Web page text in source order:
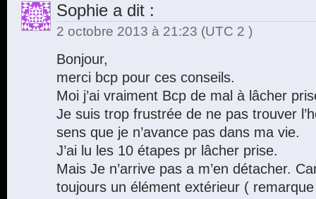
Sophie a dit :
2 octobre 2013 à 21:23 (UTC 2 )
Bonjour,
merci bcp pour ces conseils.
Moi j’ai vraiment Bcp de mal à lâcher
Je suis trop frustrée de ne pas trouver
sens que je n’avance pas dans ma vie.
J’ai lu les 10 étapes pr lâcher prise.
Mais Je n’arrive pas a m’en détacher.
toujours un élément extérieur (